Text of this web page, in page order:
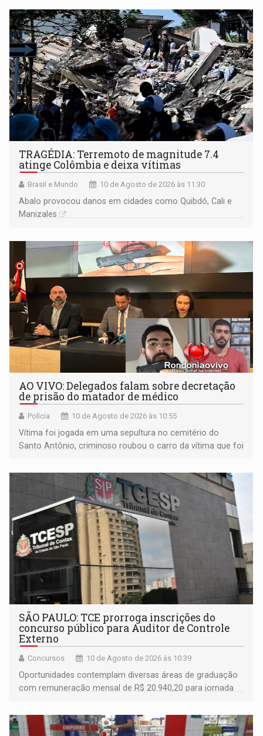
TRAGÉDIA: Terremoto de magnitude 7.4
atinge Colômbia e deixa vítimas
Brasil e Mundo 10 de Agosto de 2026 às 11:30
Abalo provocou danos em cidades como Quibdó, Cali e
Manizales
AO VIVO: Delegados falam sobre decretação
de prisão do matador de médico
Polícia 10 de Agosto de 2026 às 10:55
Vítima foi jogada em uma sepultura no cemitério do
Santo Antônio, criminoso roubou o carro da vítima que foi
SÃO PAULO: TCE prorroga inscrições do
concurso público para Auditor de Controle
Externo
Concursos 10 de Agosto de 2026 às 10:39
Oportunidades contemplam diversas áreas de graduação
com remuneração mensal de R$ 20.940,20 para jornada